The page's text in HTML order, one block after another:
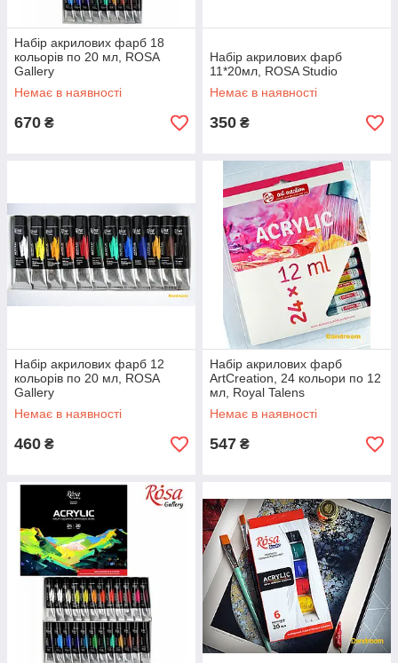
Набір акрилових фарб 18
кольорів по 20 мл, ROSA
Gallery
Немає в наявності
670 ₴
Набір акрилових фарб
11*20мл, ROSA Studio
Немає в наявності
350 ₴
Набір акрилових фарб 12
кольорів по 20 мл, ROSA
Gallery
Немає в наявності
460 ₴
Набір акрилових фарб
ArtCreation, 24 кольори по 12
мл, Royal Talens
Немає в наявності
547 ₴